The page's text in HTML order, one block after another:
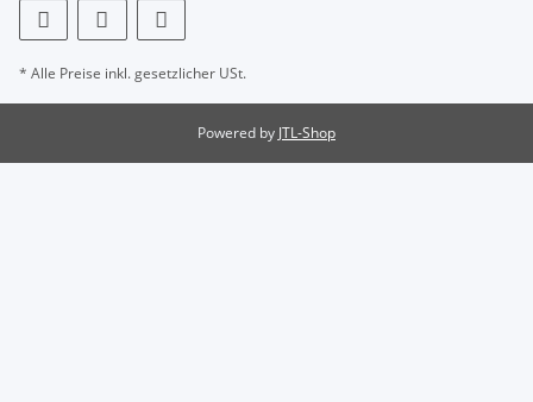
* Alle Preise inkl. gesetzlicher USt.
Powered by JTL-Shop